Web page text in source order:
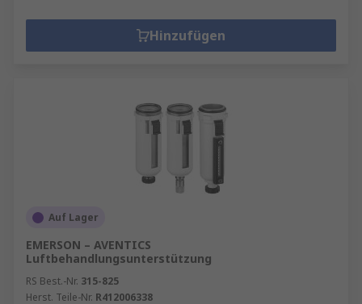
Hinzufügen
Auf Lager
EMERSON – AVENTICS
Luftbehandlungsunterstützung
RS Best.-Nr. 315-825
Herst. Teile-Nr. R412006338